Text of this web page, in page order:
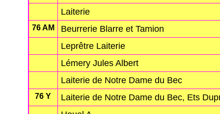
Laiterie
76 AM
Beurrerie Blarre et Tamion
Leprêtre Laiterie
Lémery Jules Albert
Laiterie de Notre Dame du Bec
76 Y
Laiterie de Notre Dame du Bec, Ets